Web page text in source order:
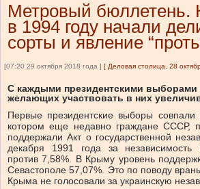
Метровый бюллетень.
в 1994 году начали
сорты и явление
[07:20 29 октября 2018 года ] [ Деловая столица, 28
С каждыми президентскими выборами
желающих участвовать в них
Первые президентские выборы
котором еще недавно граждане СССР,
поддержали Акт о государственной
декабря 1991 года за независимость
против 7,58%. В Крыму уровень
Севастополе 57,07%. Это по поводу
Крыма не голосовали за украинскую